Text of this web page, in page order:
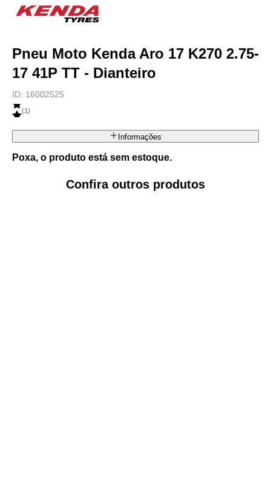
Pneu Moto Kenda Aro 17 K270 2.75-
17 41P TT - Dianteiro
ID: 16002525
(1)
Informações
Poxa, o produto está sem estoque.
Confira outros produtos